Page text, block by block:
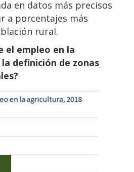
en datos más precisos
a porcentajes más
rural.
el empleo en la
definición de zonas